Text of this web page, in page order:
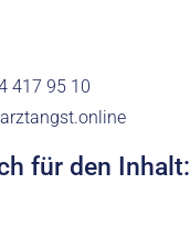
417 95 10
für den Inhalt: